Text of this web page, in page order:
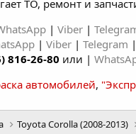
ТО, ремонт и
| Viber |
| Viber | Telegram |
816-26-80 или |
автомобилей,
Toyota Corolla (2008-2013)